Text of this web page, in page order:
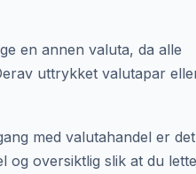
en annen valuta, da alle
uttrykket valutapar
med valutahandel er
og oversiktlig slik at du